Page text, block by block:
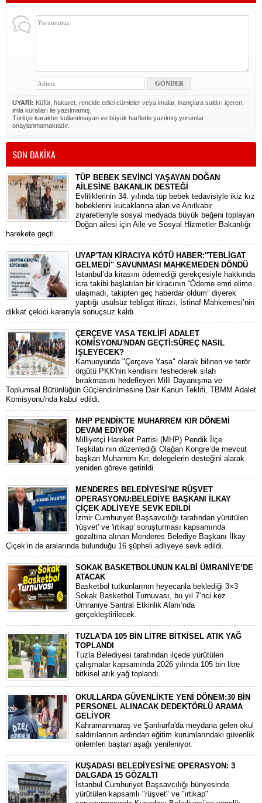
UYARI: Küfür, hakaret, rencide edici cümleler veya imalar, inançlara saldırı içeren,
imla kuralları ile yazılmamış,
Türkçe karakter kullanılmayan ve büyük harflerle yazılmış yorumlar
onaylanmamaktadır.
SON DAKİKA
TÜP BEBEK SEVİNCİ YAŞAYAN DOĞAN
AİLESİNE BAKANLIK DESTEĞİ
​Evliliklerinin 34. yılında tüp bebek tedavisiyle ikiz kız
bebeklerini kucaklarına alan ve Anıtkabir
ziyaretleriyle sosyal medyada büyük beğeni toplayan
Doğan ailesi için Aile ve Sosyal Hizmetler Bakanlığı
harekete geçti.
UYAP'TAN KİRACIYA KÖTÜ HABER:''TEBLİGAT
GELMEDİ'' SAVUNMASI MAHKEMEDEN DÖNDÜ
​İstanbul’da kirasını ödemediği gerekçesiyle hakkında
icra takibi başlatılan bir kiracının “Ödeme emri elime
ulaşmadı, takipten geç haberdar oldum” diyerek
yaptığı usulsüz tebligat itirazı, İstinaf Mahkemesi’nin
dikkat çekici kararıyla sonuçsuz kaldı.
ÇERÇEVE YASA TEKLİFİ ADALET
KOMİSYONU'NDAN GEÇTİ:SÜREÇ NASIL
İŞLEYECEK?
​Kamuoyunda "Çerçeve Yasa" olarak bilinen ve terör
örgütü PKK'nin kendisini feshederek silah
bırakmasını hedefleyen Milli Dayanışma ve
Toplumsal Bütünlüğün Güçlendirilmesine Dair Kanun Teklifi, TBMM Adalet
Komisyonu'nda kabul edildi.
MHP PENDİK'TE MUHARREM KIR DÖNEMİ
DEVAM EDİYOR
​Milliyetçi Hareket Partisi (MHP) Pendik İlçe
Teşkilatı’nın düzenlediği Olağan Kongre’de mevcut
başkan Muharrem Kır, delegelerin desteğini alarak
yeniden göreve getirildi.
MENDERES BELEDİYESİ'NE RÜŞVET
OPERASYONU:BELEDİYE BAŞKANI İLKAY
ÇİÇEK ADLİYEYE SEVK EDİLDİ
​İzmir Cumhuriyet Başsavcılığı tarafından yürütülen
'rüşvet' ve 'irtikap' soruşturması kapsamında
gözaltına alınan Menderes Belediye Başkanı İlkay
Çiçek’in de aralarında bulunduğu 16 şüpheli adliyeye sevk edildi.
SOKAK BASKETBOLUNUN KALBİ ÜMRANİYE’DE
ATACAK
Basketbol tutkunlarının heyecanla beklediği 3×3
Sokak Basketbol Turnuvası, bu yıl 7’nci kez
Ümraniye Santral Etkinlik Alanı’nda
gerçekleştirilecek.
TUZLA'DA 105 BİN LİTRE BİTKİSEL ATIK YAĞ
TOPLANDI
Tuzla Belediyesi tarafından ilçede yürütülen
çalışmalar kapsamında 2026 yılında 105 bin litre
bitkisel atık yağ toplandı.
OKULLARDA GÜVENLİKTE YENİ DÖNEM:30 BİN
PERSONEL ALINACAK DEDEKTÖRLÜ ARAMA
GELİYOR
​Kahramanmaraş ve Şanlıurfa'da meydana gelen okul
saldırılarının ardından eğitim kurumlarındaki güvenlik
önlemleri baştan aşağı yenileniyor.
KUŞADASI BELEDİYESİ'NE OPERASYON: 3
DALGADA 15 GÖZALTI
​İstanbul Cumhuriyet Başsavcılığı bünyesinde
yürütülen kapsamlı "rüşvet" ve "irtikap"